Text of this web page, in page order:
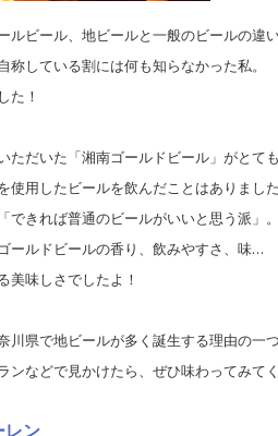
ルビール、地ビールと一般のビールの違
称している割には何も知らなかった私。
た！
ただいた「湘南ゴールドビール」がとて
使用したビールを飲んだことはありました
できれば普通のビールがいいと思う派」。
ールドビールの香り、飲みやすさ、味…
美味しさでしたよ！
川県で地ビールが多く誕生する理由の一
ンなどで見かけたら、ぜひ味わってみて
レン